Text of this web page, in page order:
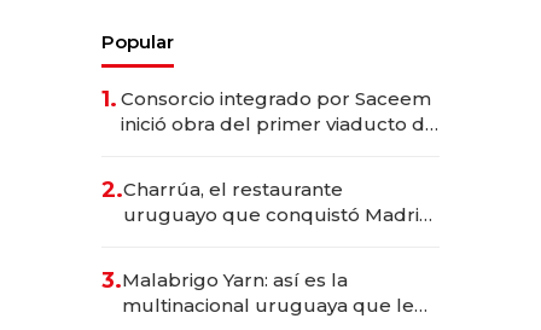
Popular
1. Consorcio integrado por Saceem
inició obra del primer viaducto de
millones
2.Charrúa, el restaurante
uruguayo que conquistó Madrid:
anticipación y prepara apertura
3.Malabrigo Yarn: así es la
multinacional uruguaya que le